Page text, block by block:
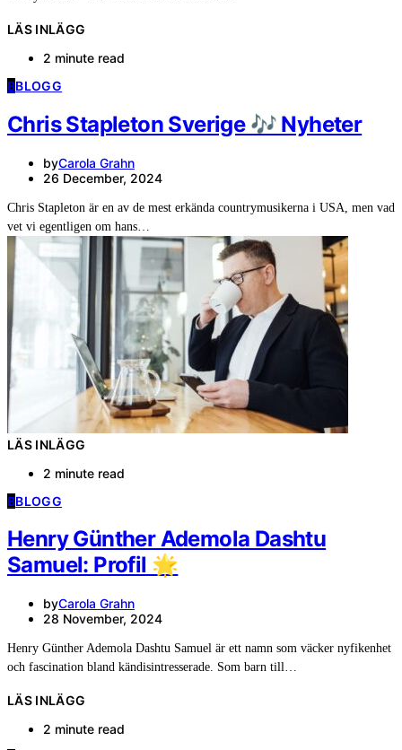
LÄS INLÄGG
2 minute read
BBLOGG
Chris Stapleton Sverige 🎶 Nyheter
byCarola Grahn
26 December, 2024
Chris Stapleton är en av de mest erkända countrymusikerna i USA, men vad
vet vi egentligen om hans…
LÄS INLÄGG
2 minute read
BBLOGG
Henry Günther Ademola Dashtu
Samuel: Profil 🌟
byCarola Grahn
28 November, 2024
Henry Günther Ademola Dashtu Samuel är ett namn som väcker nyfikenhet
och fascination bland kändisintresserade. Som barn till…
LÄS INLÄGG
2 minute read